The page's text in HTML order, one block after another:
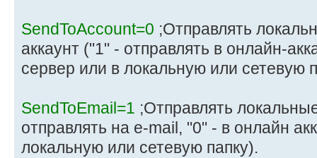
SendToAccount=0 ;Отправлять
аккаунт ("1" - отправлять в онлайн-
сервер или в локальную или сетевую
SendToEmail=1 ;Отправлять
отправлять на e-mail, "0" - в онлайн
локальную или сетевую папку).